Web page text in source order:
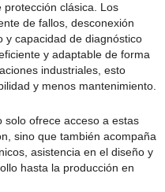
clásica. Los
de fallos, desconexión
y capacidad de diagnóstico
y adaptable de forma
industriales, esto
y menos mantenimiento.
solo ofrece acceso a estas
sino que también acompaña
asistencia en el diseño y
hasta la producción en